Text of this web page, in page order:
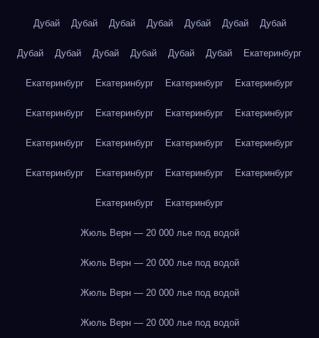
Дубай Дубай Дубай Дубай Дубай Дубай Дубай
Дубай Дубай Дубай Дубай Дубай Дубай Екатеринбург
Екатеринбург Екатеринбург Екатеринбург Екатеринбург
Екатеринбург Екатеринбург Екатеринбург Екатеринбург
Екатеринбург Екатеринбург Екатеринбург Екатеринбург
Екатеринбург Екатеринбург Екатеринбург Екатеринбург
Екатеринбург Екатеринбург
Жюль Верн — 20 000 лье под водой
Жюль Верн — 20 000 лье под водой
Жюль Верн — 20 000 лье под водой
Жюль Верн — 20 000 лье под водой